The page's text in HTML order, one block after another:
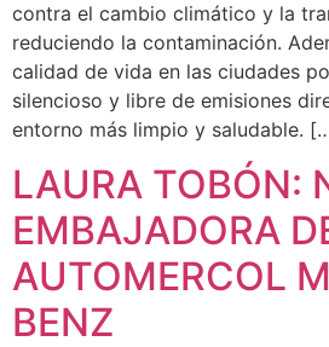
contra el cambio climático y la
reduciendo la contaminación.
calidad de vida en las ciudades
silencioso y libre de emisiones
entorno más limpio y saludable.
LAURA TOBÓN:
EMBAJADORA
AUTOMERCOL
BENZ